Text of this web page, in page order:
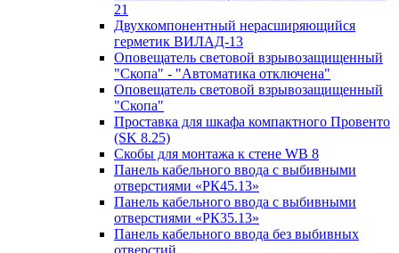
21
Двухкомпонентный нерасширяющийся
герметик ВИЛАД-13
Оповещатель световой взрывозащищенный
"Скопа" - "Автоматика отключена"
Оповещатель световой взрывозащищенный
"Скопа"
Проставка для шкафа компактного Провенто
(SK 8.25)
Скобы для монтажа к стене WB 8
Панель кабельного ввода с выбивными
отверстиями «РК45.13»
Панель кабельного ввода с выбивными
отверстиями «РК35.13»
Панель кабельного ввода без выбивных
отверстий